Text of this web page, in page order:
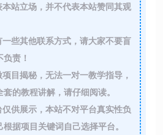
站立场，并不代表本站赞同其观
些其他联系方式，请大家不要盲
责！
目揭秘，无法一对一教学指导，
的教程讲解，请仔细阅读。
供展示，本站不对平台真实性负
据项目关键词自己选择平台。